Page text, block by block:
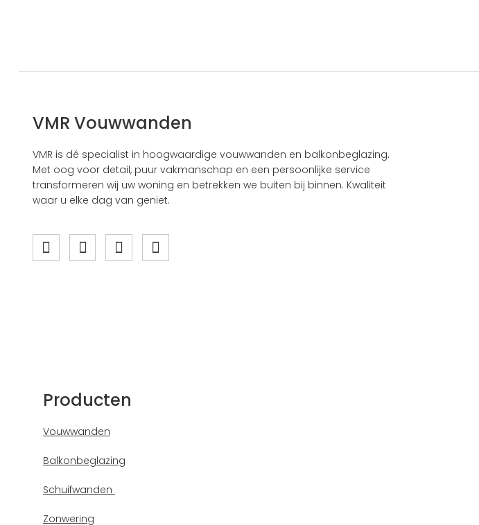
VMR Vouwwanden
VMR is dé specialist in hoogwaardige vouwwanden en balkonbeglazing.
Met oog voor detail, puur vakmanschap en een persoonlijke service
transformeren wij uw woning en betrekken we buiten bij binnen. Kwaliteit
waar u elke dag van geniet.
Producten
Vouwwanden
Balkonbeglazing
Schuifwanden
Zonwering